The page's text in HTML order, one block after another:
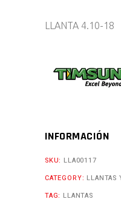
LLANTA 4.10-18
INFORMACIÓN
SKU: LLA00117
CATEGORY: LLANTAS
TAG: LLANTAS